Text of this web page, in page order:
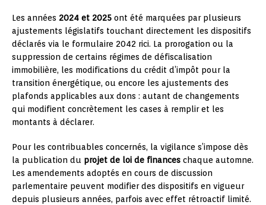
Les années 2024 et 2025 ont été marquées par plusieurs
ajustements législatifs touchant directement les dispositifs
déclarés via le formulaire 2042 rici. La prorogation ou la
suppression de certains régimes de défiscalisation
immobilière, les modifications du crédit d’impôt pour la
transition énergétique, ou encore les ajustements des
plafonds applicables aux dons : autant de changements
qui modifient concrètement les cases à remplir et les
montants à déclarer.
Pour les contribuables concernés, la vigilance s’impose dès
la publication du projet de loi de finances chaque automne.
Les amendements adoptés en cours de discussion
parlementaire peuvent modifier des dispositifs en vigueur
depuis plusieurs années, parfois avec effet rétroactif limité.